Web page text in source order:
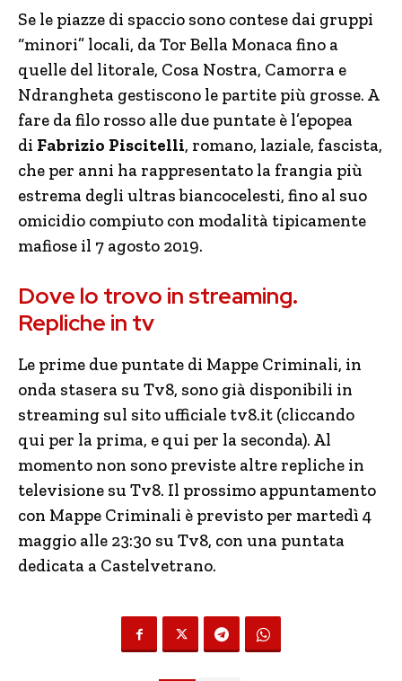
Se le piazze di spaccio sono contese dai gruppi
“minori” locali, da Tor Bella Monaca fino a
quelle del litorale, Cosa Nostra, Camorra e
Ndrangheta gestiscono le partite più grosse. A
fare da filo rosso alle due puntate è l’epopea
di Fabrizio Piscitelli, romano, laziale, fascista,
che per anni ha rappresentato la frangia più
estrema degli ultras biancocelesti, fino al suo
omicidio compiuto con modalità tipicamente
mafiose il 7 agosto 2019.
Dove lo trovo in streaming.
Repliche in tv
Le prime due puntate di Mappe Criminali, in
onda stasera su Tv8, sono già disponibili in
streaming sul sito ufficiale tv8.it (cliccando
qui per la prima, e qui per la seconda). Al
momento non sono previste altre repliche in
televisione su Tv8. Il prossimo appuntamento
con Mappe Criminali è previsto per martedì 4
maggio alle 23:30 su Tv8, con una puntata
dedicata a Castelvetrano.